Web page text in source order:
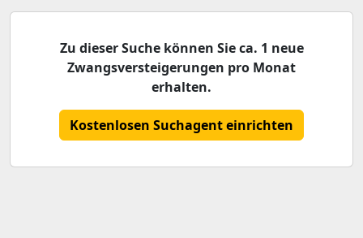
Zu dieser Suche können Sie ca. 1 neue
Zwangsversteigerungen pro Monat
erhalten.
Kostenlosen Suchagent einrichten